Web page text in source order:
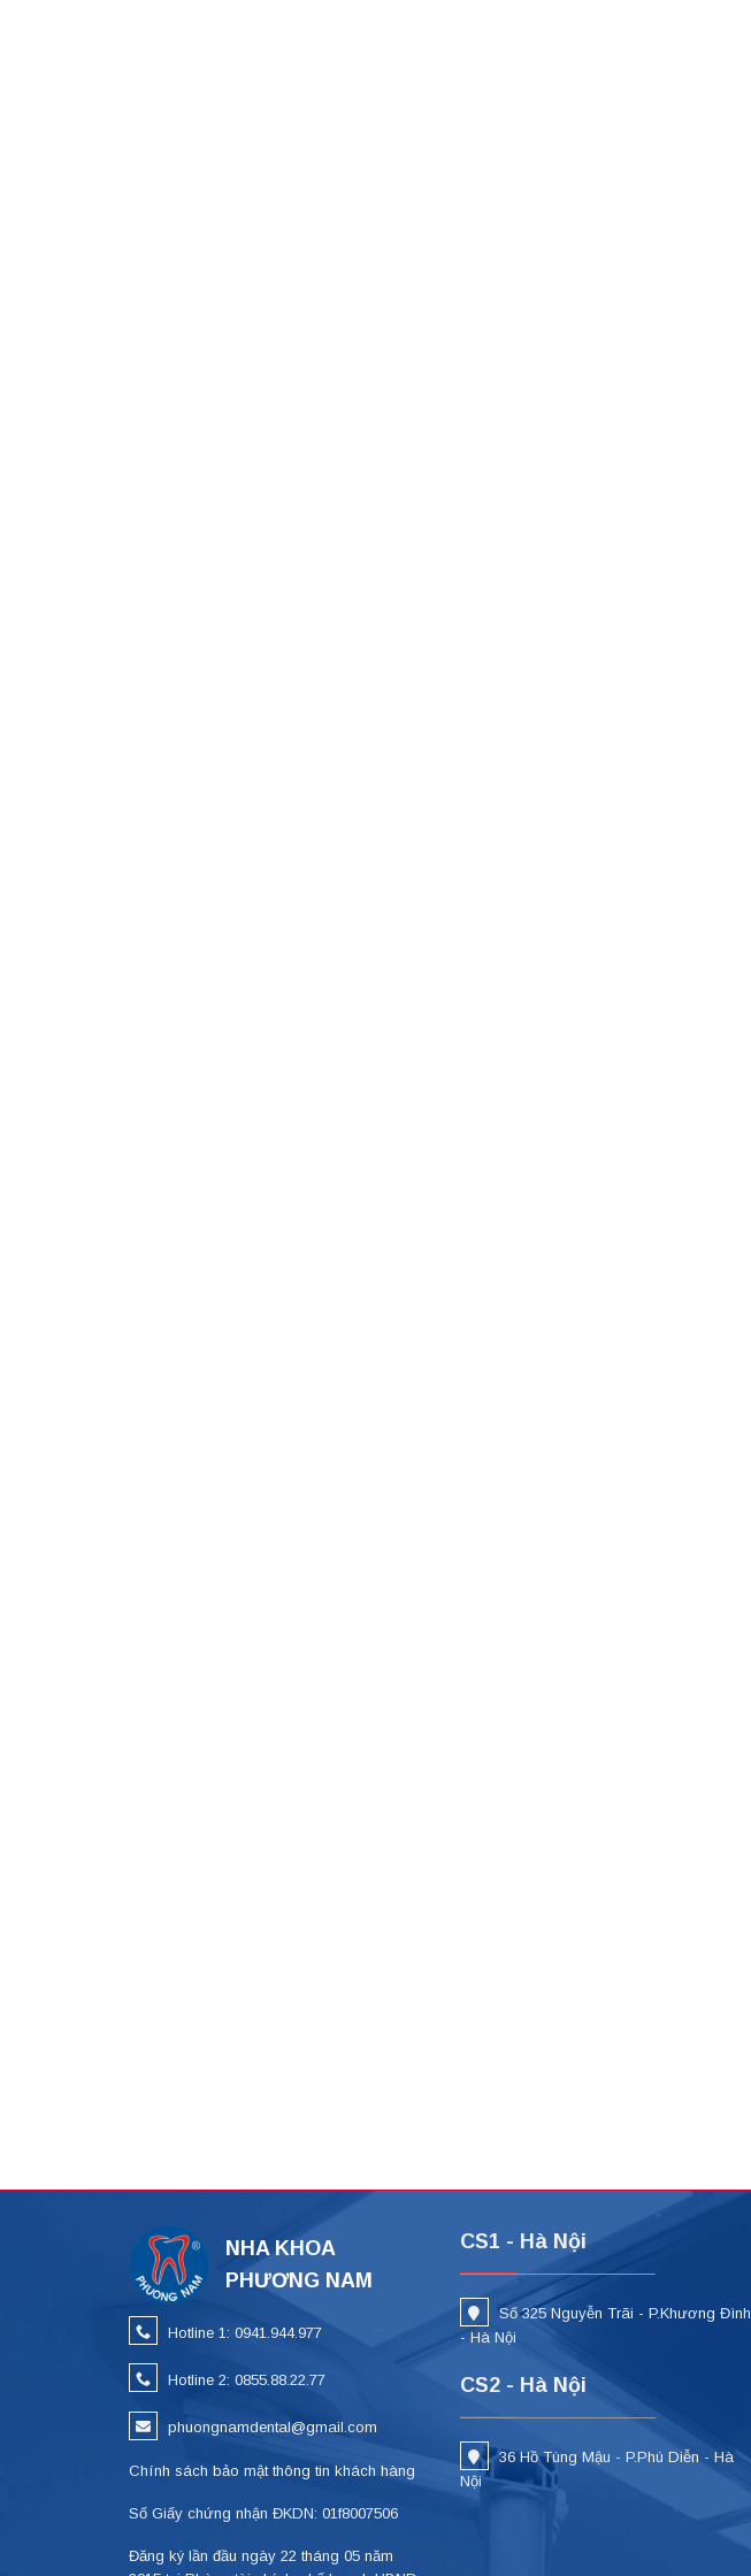
NHA KHOA
PHƯƠNG NAM
Hotline 1: 0941.944.977
Hotline 2: 0855.88.22.77
phuongnamdental@gmail.com
Chính sách bảo mật thông tin khách hàng
Số Giấy chứng nhận ĐKDN: 01f8007506
Đăng ký lần đầu ngày 22 tháng 05 năm
CS1 - Hà Nội
Số 325 Nguyễn Trãi - P.Khương Đình
- Hà Nội
CS2 - Hà Nội
36 Hồ Tùng Mậu - P.Phú Diễn - Hà
Nội